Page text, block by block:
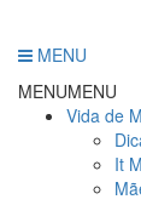
MENU
MENUMENU
Vida de
It